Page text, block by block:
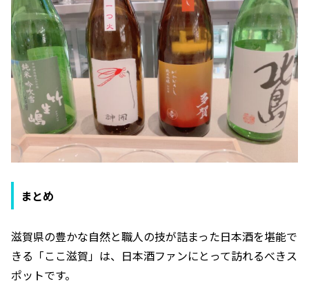
まとめ
滋賀県の豊かな自然と職人の技が詰まった日本酒を堪能で
きる「ここ滋賀」は、日本酒ファンにとって訪れるべきス
ポットです。